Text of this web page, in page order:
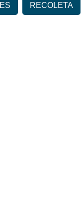
RECOLETA